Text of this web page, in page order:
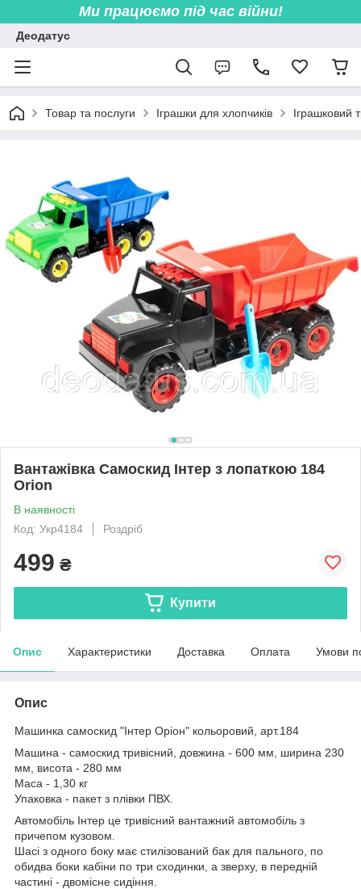
Ми працюємо під час війни!
Деодатус
Товар та послуги Іграшки для хлопчиків Іграшковий
Вантажівка Самоскид Інтер з лопаткою 184
Orion
В наявності
Код: Укр4184
Роздріб
499 ₴
Купити
Опис Характеристики Доставка Оплата Умови
Опис
Машинка самоскид "Інтер Оріон" кольоровий, арт.184
Машина - самоскид тривісний, довжина - 600 мм, ширина 230
мм, висота - 280 мм
Маса - 1,30 кг
Упаковка - пакет з плівки ПВХ.
Автомобіль Інтер це тривісний вантажний автомобіль з
причепом кузовом.
Шасі з одного боку має стилізований бак для пального, по
обидва боки кабіни по три сходинки, а зверху, в передній
частині - двомісне сидіння.